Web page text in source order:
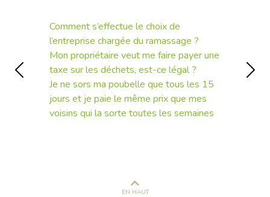
Comment s’effectue le choix de
l’entreprise chargée du ramassage ?
Mon propriétaire veut me faire payer une
taxe sur les déchets, est-ce légal ?
Je ne sors ma poubelle que tous les 15
jours et je paie le même prix que mes
voisins qui la sorte toutes les semaines
Précédent
EN HAUT